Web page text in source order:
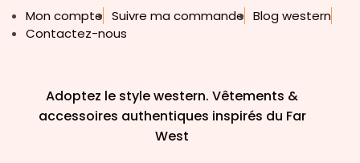
Mon compte Suivre ma commande Blog western
Contactez-nous
Adoptez le style western. Vêtements &
accessoires authentiques inspirés du Far
West